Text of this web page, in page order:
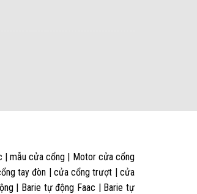
mẫu cửa cổng | Motor cửa cổng
tay đòn | cửa cổng trượt | cửa
| Barie tự động Faac | Barie tự